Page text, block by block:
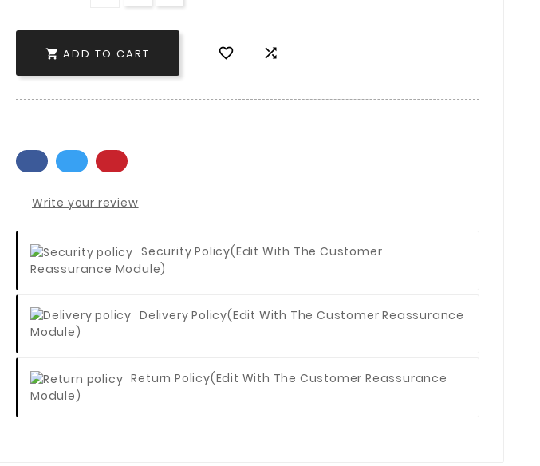
 ADD TO CART  
Write your review
Security Policy(edit With The Customer
Reassurance Module)
Delivery Policy(edit With The Customer Reassurance
Module)
Return Policy(edit With The Customer Reassurance
Module)